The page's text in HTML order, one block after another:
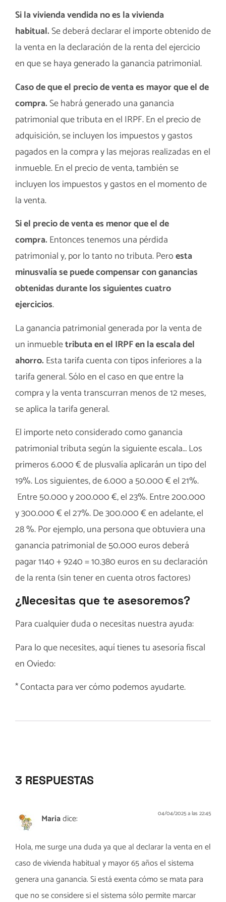
Si la vivienda vendida no es la vivienda
habitual.Se deberá declarar el importe obtenido de
la venta en la declaración de la renta del ejercicio
en que se haya generado la ganancia patrimonial.
Caso de que el precio de venta es mayor que el de
compra.Se habrá generado una ganancia
patrimonial que tributa en el IRPF. En el precio de
adquisición, se incluyen los impuestos y gastos
pagados en la compra y las mejoras realizadas en el
inmueble. En el precio de venta, también se
incluyen los impuestos y gastos en el momento de
la venta.
Si el precio de venta es menor que el de
compra. Entonces tenemos una pérdida
patrimonial y, por lo tanto no tributa. Peroesta
minusvalía se puede compensar con ganancias
obtenidas durante los siguientes cuatro
ejercicios.
La ganancia patrimonial generada por la venta de
un inmuebletributa en el IRPF en la escala del
ahorro. Esta tarifa cuenta con tipos inferiores a la
tarifa general. Sólo en el caso en que entre la
compra y la venta transcurran menos de 12 meses,
se aplica la tarifa general.
El importe neto considerado como ganancia
patrimonial tributa según la siguiente escala… Los
primeros 6.000 € de plusvalía aplicarán un tipo del
19%. Los siguientes, de 6.000 a 50.000 € el 21%.
Entre 50.000 y 200.000 €, el 23%. Entre 200.000
y 300.000 € el 27%. De 300.000 € en adelante, el
28 %. Por ejemplo, una persona que obtuviera una
ganancia patrimonial de 50.000 euros deberá
pagar 1140 + 9240 = 10.380 euros en su declaración
de la renta (sin tener en cuenta otros factores)
¿Necesitas que te asesoremos?
Para cualquier duda o necesitas nuestra ayuda:
Para lo que necesites, aquí tienes tu asesoría fiscal
en Oviedo:
*Contacta para ver cómo podemos ayudarte.
3 RESPUESTAS
Mariadice: 04/04/2025 a las 22:45
Hola, me surge una duda ya que al declarar la venta en el
caso de vivienda habitual y mayor 65 años el sistema
genera una ganancia. Si está exenta cómo se mata para
que no se considere si el sistema sólo permite marcar